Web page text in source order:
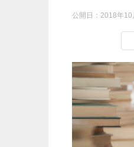
公開日： 2018年10